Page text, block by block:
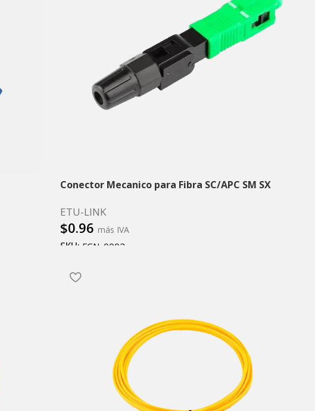
Conector Mecanico para Fibra SC/APC SM SX
ETU-LINK
$0.96 más IVA
SKU: FCN-0002